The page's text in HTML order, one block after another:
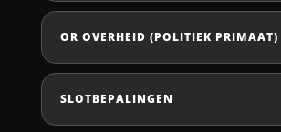
OR OVERHEID (POLITIEK PRIMAAT)
SLOTBEPALINGEN